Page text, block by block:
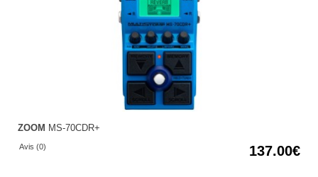
ZOOM MS-70CDR+
Avis (0) 137.00